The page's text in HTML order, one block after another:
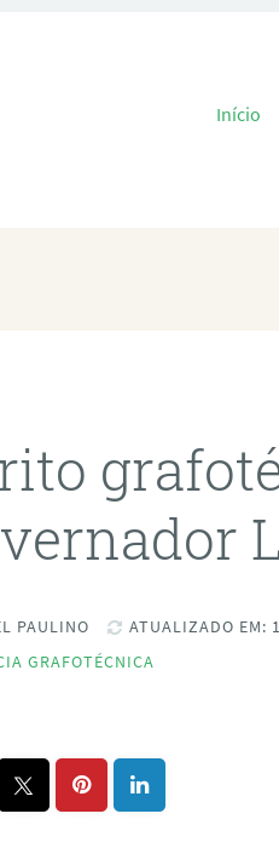
Pular
Início
PAULINO
ATUALIZADO EM:
GRAFOTÉCNICA